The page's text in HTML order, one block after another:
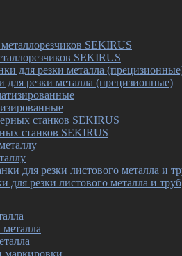
SEKIRUS
для резки металла (прецизионные)
станков SEKIRUS
для резки листового металла и труб